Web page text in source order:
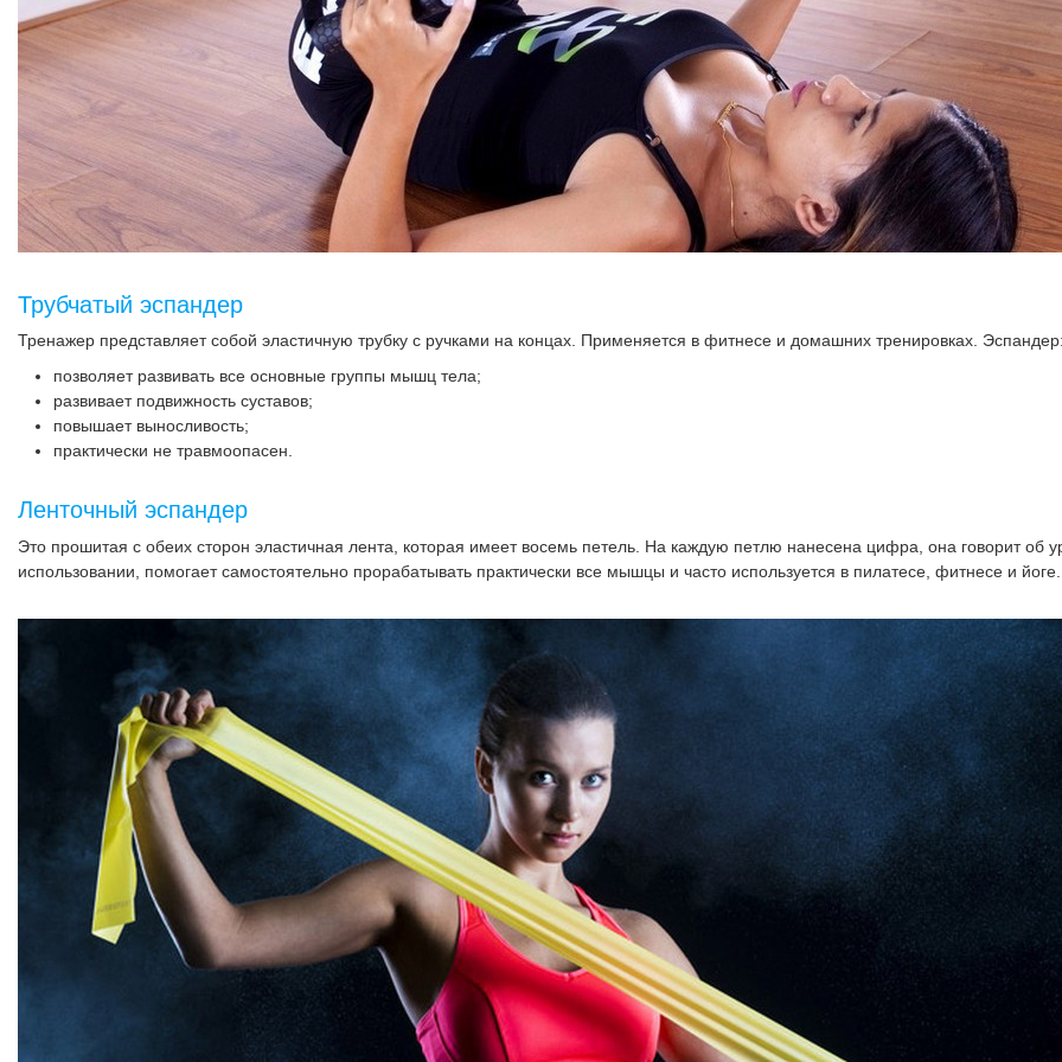
Трубчатый эспандер
Тренажер представляет собой эластичную трубку с ручками на концах. Применяется в фитнесе и домашних тренировках.
позволяет развивать все основные группы мышц тела;
развивает подвижность суставов;
повышает выносливость;
практически не травмоопасен.
Ленточный эспандер
Это прошитая с обеих сторон эластичная лента, которая имеет восемь петель. На каждую петлю нанесена цифра, она говорит об
использовании, помогает самостоятельно прорабатывать практически все мышцы и часто используется в пилатесе, фитнесе и йоге.